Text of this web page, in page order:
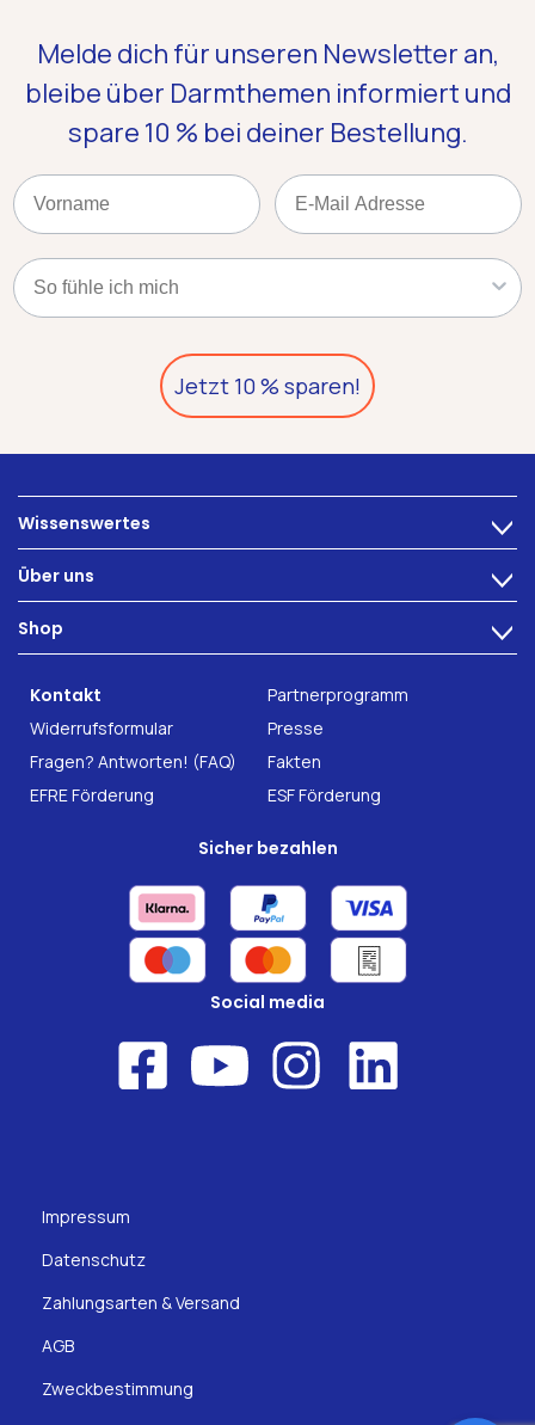
Melde dich für unseren Newsletter an,
bleibe über Darmthemen informiert und
spare 10 % bei deiner Bestellung.
Name Email
Kategorie
Jetzt 10 % sparen!
Wissenswertes >
Ernährung
Darmgesundheit
Über uns >
Technologie
Karriere
Forschung
Shop >
INTEST.pro
Nahrungsergänzung
Kontakt
Partnerprogramm
Widerrufsformular
Presse
Fragen? Antworten! (FAQ)
Fakten
EFRE Förderung
ESF Förderung
Sicher bezahlen
Social media
Impressum
Datenschutz
Zahlungsarten & Versand
AGB
Zweckbestimmung